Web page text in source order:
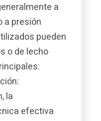
a
a presión
pueden
o de lecho
la
efectiva